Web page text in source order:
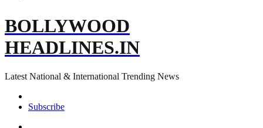
BOLLYWOOD
HEADLINES.IN
Latest National & International Trending News
Subscribe